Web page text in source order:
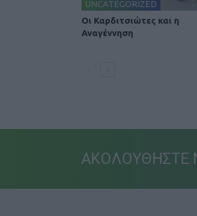
UNCATEGORIZED
Οι Καρδιτσιώτες και η
Αναγέννηση
ΑΚΟΛΟΥΘΗΣΤΕ